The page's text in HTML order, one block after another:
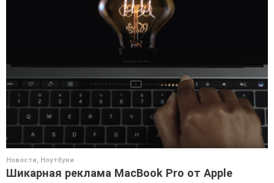
Новости, Ноутбуки
Шикарная реклама MacBook Pro от Apple